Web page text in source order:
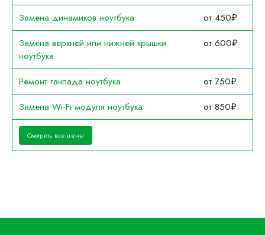
Замена динамиков ноутбука
от 450₽
Замена верхней или нижней крышки
ноутбука
от 600₽
Ремонт тачпада ноутбука
от 750₽
Замена Wi-Fi модуля ноутбука
от 850₽
Смотреть все цены